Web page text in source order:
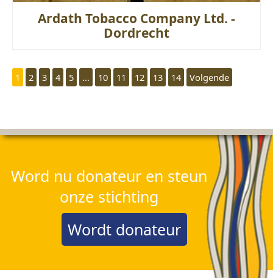
Ardath Tobacco Company Ltd. -
Dordrecht
1 2 3 4 5 ... 10 11 12 13 14 Volgende
Word nu donateur en steun
onze stichting
Wordt donateur